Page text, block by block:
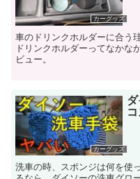
カーグッズ
車のドリンクホルダーに合う
ドリンクホルダーってなかな
ビュー。
カーグッズ
洗車の時、スポンジは何を使